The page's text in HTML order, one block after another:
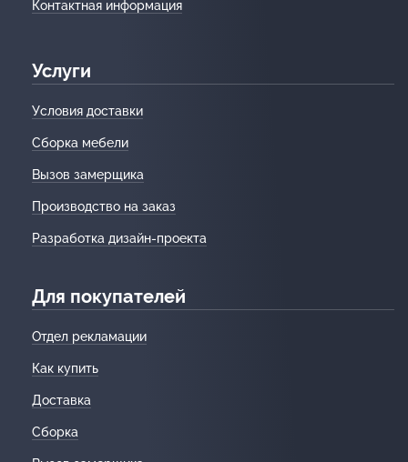
Контактная информация
Услуги
Условия доставки
Сборка мебели
Вызов замерщика
Производство на заказ
Разработка дизайн-проекта
Для покупателей
Отдел рекламации
Как купить
Доставка
Сборка